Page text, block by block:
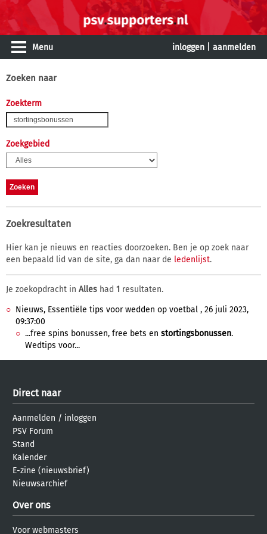
Menu inloggen aanmelden
Zoeken naar
Zoekterm
Zoekgebied
Zoekresultaten
Hier kan je nieuws en reacties doorzoeken. Ben je op zoek naar
een bepaald lid van de site, ga dan naar de ledenlijst.
Je zoekopdracht in Alles had 1 resultaten.
Nieuws, Essentiële tips voor wedden op voetbal , 26 juli 2023,
09:37:00
...free spins bonussen, free bets en stortingsbonussen.
Wedtips voor...
Direct naar
Aanmelden / inloggen
PSV Forum
Stand
Kalender
E-zine (nieuwsbrief)
Nieuwsarchief
Over ons
Voor webmasters